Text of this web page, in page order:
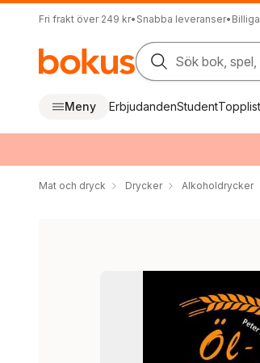
Fri frakt över 249 kr• Snabba leveranser•
Sök bok,
Meny ErbjudandenStudent
Mat och dryck Drycker Alkoholdrycker